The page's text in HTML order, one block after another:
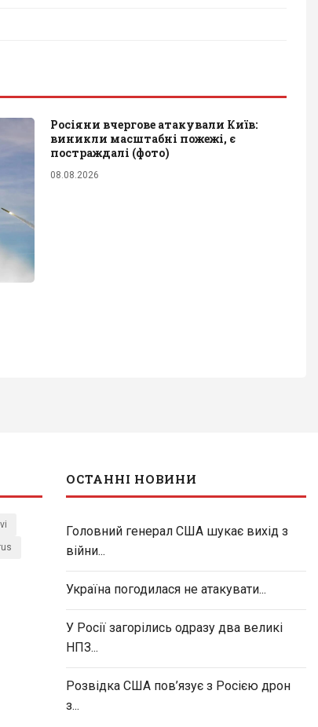
Росіяни вчергове атакували Київ:
виникли масштабні пожежі, є
постраждалі (фото)
08.08.2026
ОСТАННІ НОВИНИ
Головний генерал США шукає вихід з
війни...
Україна погодилася не атакувати...
У Росії загорілись одразу два великі
НПЗ...
Розвідка США пов’язує з Росією дрон
з...